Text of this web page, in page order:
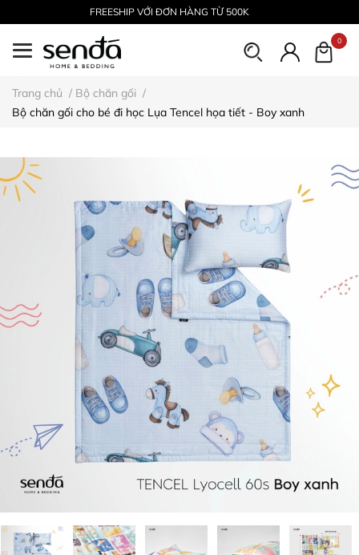
FREESHIP VỚI ĐƠN HÀNG TỪ 500K
0
Trang chủ / Bộ chăn gối /
Bộ chăn gối cho bé đi học Lụa Tencel họa tiết - Boy xanh